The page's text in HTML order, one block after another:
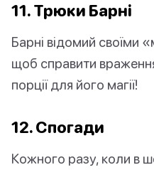
11. Трюки Барні
Барні відомий своїми
щоб справити
порції для його магії!
12. Спогади
Кожного разу, коли в